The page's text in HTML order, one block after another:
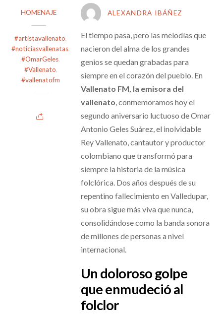
HOMENAJE
#artistavallenato,
#noticiasvallenatas,
#OmarGeles,
#Vallenato,
#vallenatofm
ALEXANDRA IBÁÑEZ
El tiempo pasa, pero las melodías que
nacieron del alma de los grandes
genios se quedan grabadas para
siempre en el corazón del pueblo. En
Vallenato FM, la emisora del
vallenato, conmemoramos hoy el
segundo aniversario luctuoso de Omar
Antonio Geles Suárez, el inolvidable
Rey Vallenato, cantautor y productor
colombiano que transformó para
siempre la historia de la música
folclórica. Dos años después de su
repentino fallecimiento en Valledupar,
su obra sigue más viva que nunca,
consolidándose como la banda sonora
de millones de personas a nivel
internacional.
Un doloroso golpe
que enmudeció al
folclor